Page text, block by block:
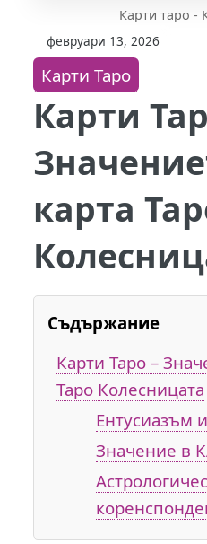
Карти таро -
февруари 13, 2026
Карти Таро
Карти
карта
Съдържание
Карти Таро –
Таро Колесницата
Ентусиазъм
Значение в